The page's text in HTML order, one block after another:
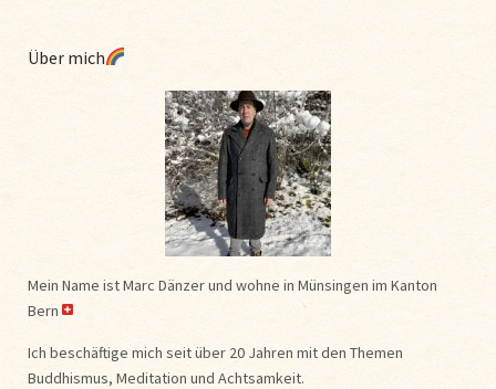
Über mich
Mein Name ist Marc Dänzer und wohne in Münsingen im Kanton
Bern
Ich beschäftige mich seit über 20 Jahren mit den Themen
Buddhismus, Meditation und Achtsamkeit.